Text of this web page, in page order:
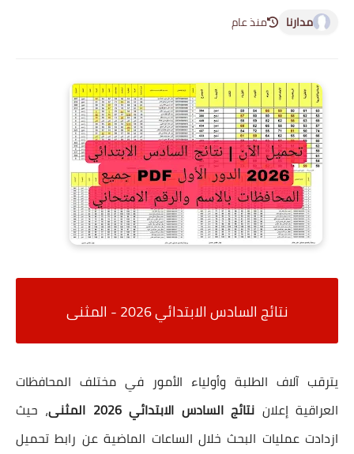
مدارنا منذ عام
نتائج السادس الابتدائي 2026 - المثنى
يترقب آلاف الطلبة وأولياء الأمور في مختلف المحافظات
العراقية إعلان نتائج السادس الابتدائي 2026 المثنى
، حيث
ازدادت عمليات البحث خلال الساعات الماضية عن رابط تحميل